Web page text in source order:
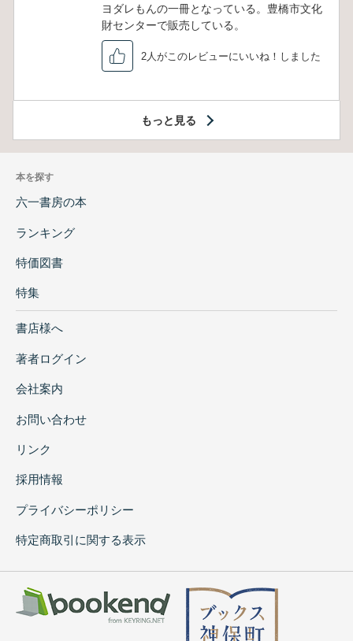
ヨダレもんの一冊となっている。豊橋市文化
財センターで販売している。
2人がこのレビューにいいね！しました
もっと見る
本を探す
六一書房の本
ランキング
特価図書
特集
書店様へ
著者ログイン
会社案内
お問い合わせ
リンク
採用情報
プライバシーポリシー
特定商取引に関する表示